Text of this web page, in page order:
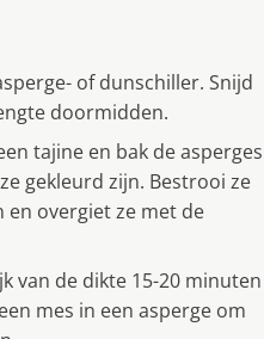
of dunschiller. Snijd
doormidden.
tajine en bak de asperges
gekleurd zijn. Bestrooi ze
overgiet ze met de
van de dikte 15-20 minuten
mes in een asperge om